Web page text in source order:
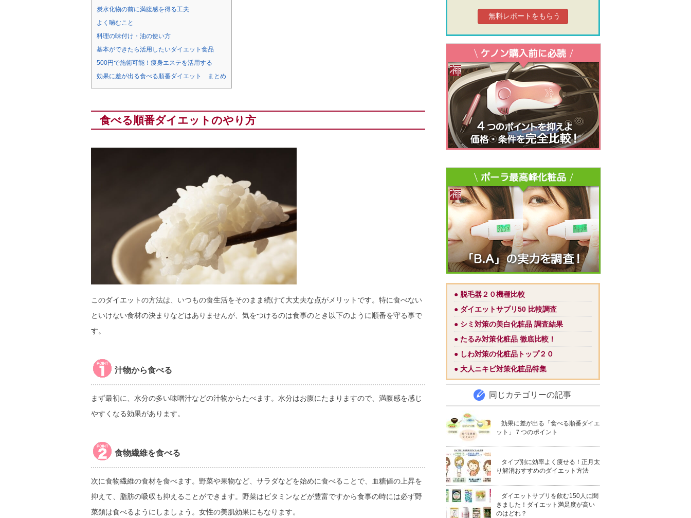
炭水化物の前に満腹感を得る工夫
よく噛むこと
料理の味付け・油の使い方
基本ができたら活用したいダイエット食品
500円で施術可能！痩身エステを活用する
効果に差が出る食べる順番ダイエット まとめ
食べる順番ダイエットのやり方
このダイエットの方法は、いつもの食生活をそのまま続けて大丈夫な点がメリットです。特に食べない
といけない食材の決まりなどはありませんが、気をつけるのは食事のとき以下のように順番を守る事で
す。
汁物から食べる
まず最初に、水分の多い味噌汁などの汁物からたべます。水分はお腹にたまりますので、満腹感を感じ
やすくなる効果があります。
食物繊維を食べる
次に食物繊維の食材を食べます。野菜や果物など、サラダなどを始めに食べることで、血糖値の上昇を
抑えて、脂肪の吸収も抑えることができます。野菜はビタミンなどが豊富ですから食事の時には必ず野
菜類は食べるようにしましょう。女性の美肌効果にもなります。
● 脱毛器２０機種比較
● ダイエットサプリ50 比較調査
● シミ対策の美白化粧品 調査結果
● たるみ対策化粧品 徹底比較！
● しわ対策の化粧品トップ２０
● 大人ニキビ対策化粧品特集
同じカテゴリーの記事
効果に差が出る「食べる順番ダイエ
ット」７つのポイント
タイプ別に効率よく痩せる！正月太
り解消おすすめのダイエット方法
ダイエットサプリを飲む150人に聞
きました！ダイエット満足度が高い
のはどれ？